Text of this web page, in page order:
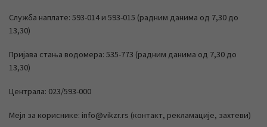
Служба наплате: 593-014 и 593-015 (радним данима од 7,30 до
13,30)
Пријава стања водомера: 535-773 (радним данима од 7,30 до
13,30)
Централа: 023/593-000
Мејл за кориснике: info@vikzr.rs (контакт, рекламације, захтеви)